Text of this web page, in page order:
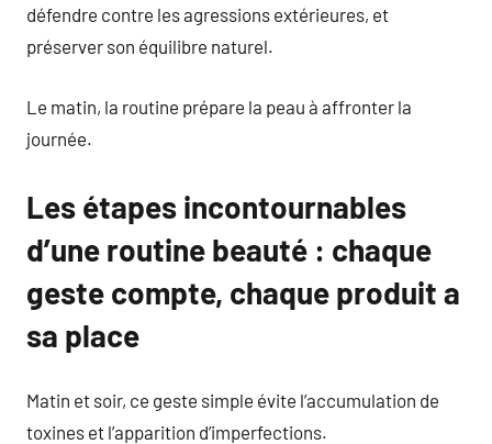
défendre contre les agressions extérieures, et
préserver son équilibre naturel.
Le matin, la routine prépare la peau à affronter la
journée.
Les étapes incontournables
d’une routine beauté : chaque
geste compte, chaque produit a
sa place
Matin et soir, ce geste simple évite l’accumulation de
toxines et l’apparition d’imperfections.